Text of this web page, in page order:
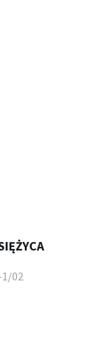
1/02